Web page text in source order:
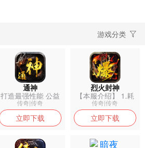
游戏分类
通神
打造最强性能 公益
传奇
传奇|传奇
立即下载
烈火封神
【本服介绍】 1.耗
时一年打...
传奇|传奇
立即下载